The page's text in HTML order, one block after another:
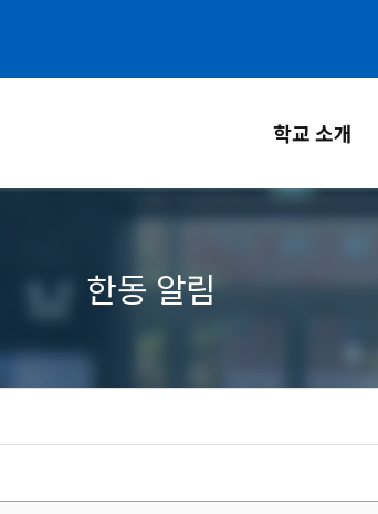
학교 소개
한동 알림